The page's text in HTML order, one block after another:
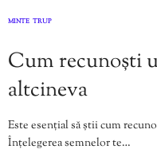
MINTE TRUP
Cum recunoști
altcineva
Este esențial să știi cum
Înțelegerea semnelor te…